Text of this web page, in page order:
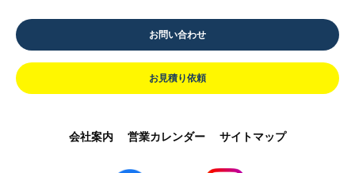
お問い合わせ
お見積り依頼
会社案内 営業カレンダー サイトマップ